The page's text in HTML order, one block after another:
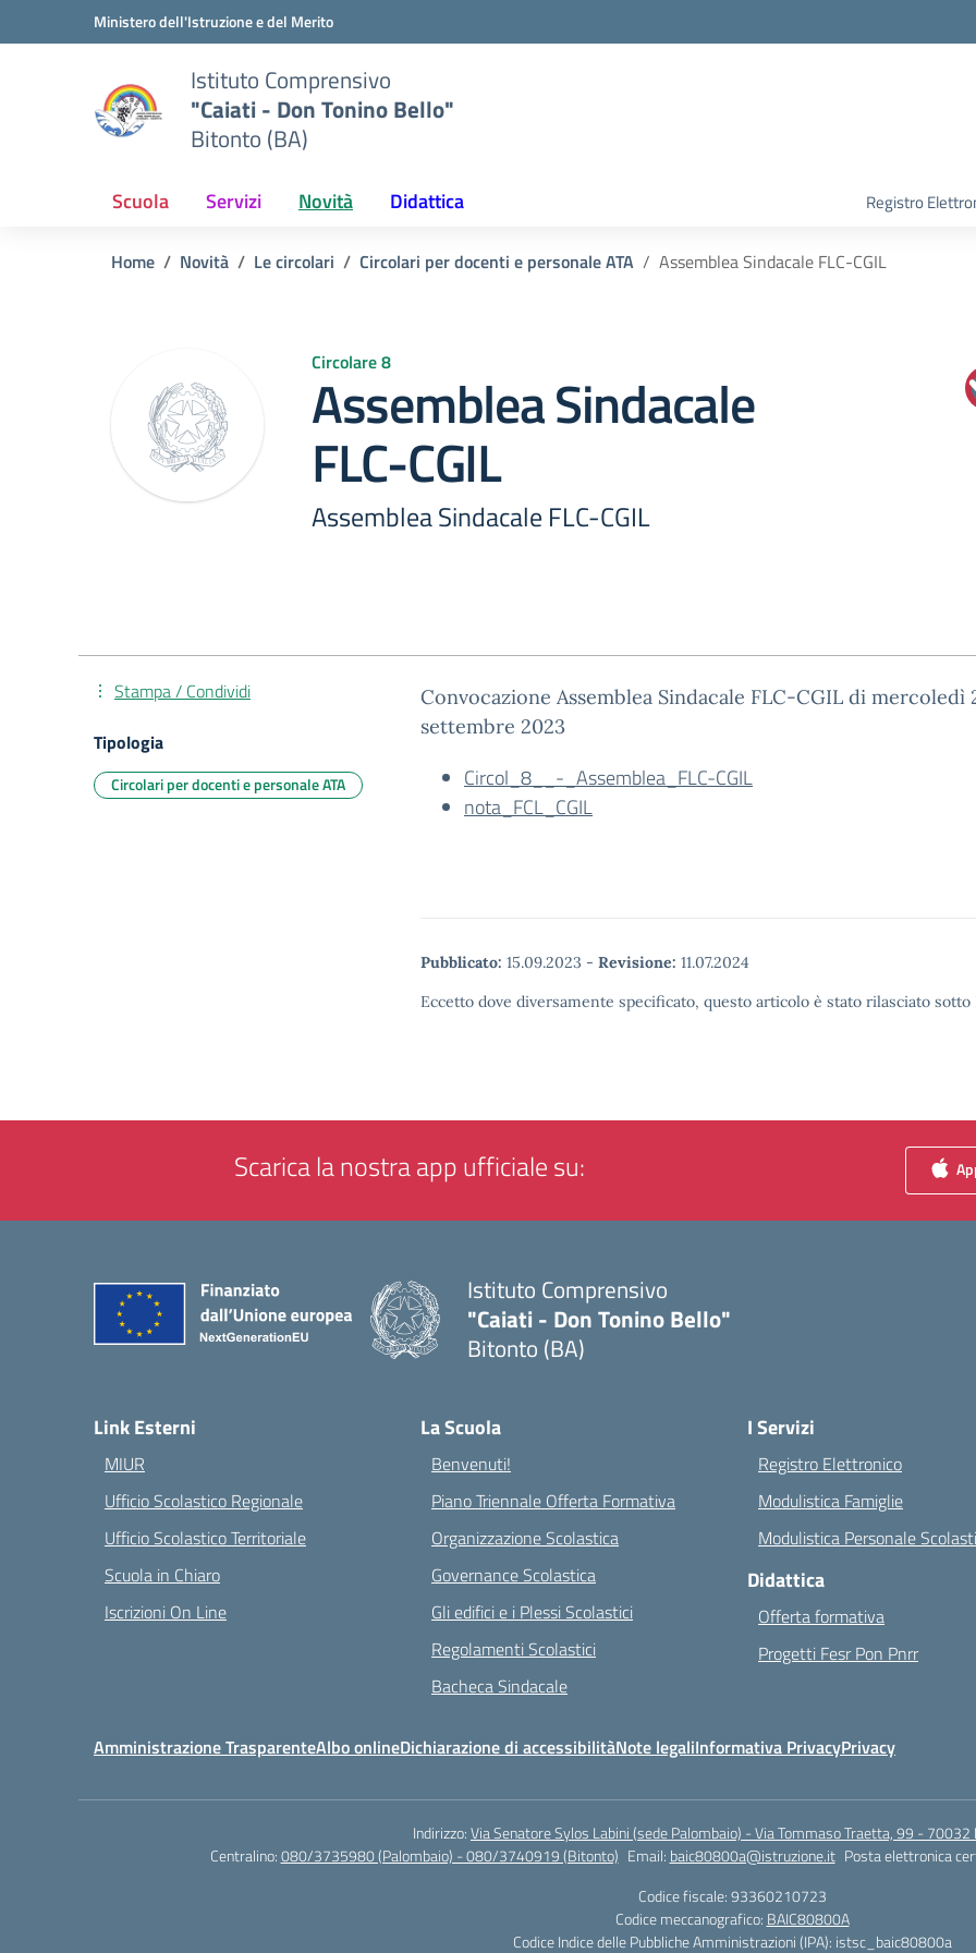
Vai ai contenuti
Vai al menu di navigazioneMinistero dell'Istruzione e del Merito
Istituto Comprensivo
"Caiati - Don Tonino Bello"
Bitonto (BA)
Scuola Servizi Novità Didattica Registro
Home Novità Le circolari Circolari per docenti e personale ATA Assemblea Sindacale FLC-CGIL
Circolare 8
Assemblea Sindacale
FLC-CGIL
Assemblea Sindacale FLC-CGIL
Convocazione Assemblea Sindacale FLC-CGIL di mercoledì
settembre 2023
Circol_8__-_Assemblea_FLC-CGIL
nota_FCL_CGIL
Pubblicato: 15.09.2023 - Revisione: 11.07.2024
Eccetto dove diversamente specificato, questo articolo è stato rilasciato
Stampa / Condividi
Tipologia
Circolari per docenti e personale ATA
Scarica la nostra app ufficiale su:
Istituto Comprensivo
"Caiati - Don Tonino Bello"
Bitonto (BA)
Link Esterni
MIUR
Ufficio Scolastico Regionale
Ufficio Scolastico Territoriale
Scuola in Chiaro
Iscrizioni On Line
La Scuola
Benvenuti!
Piano Triennale Offerta Formativa
Organizzazione Scolastica
Governance Scolastica
Gli edifici e i Plessi Scolastici
Regolamenti Scolastici
Bacheca Sindacale
I Servizi
Registro Elettronico
Modulistica Famiglie
Modulistica Personale
Didattica
Offerta formativa
Progetti Fesr Pon Pnrr
Amministrazione TrasparenteAlbo onlineDichiarazione di accessibilitàNote legaliInformativa PrivacyPrivacy
Indirizzo:Via Senatore Sylos Labini (sede Palombaio) - Via Tommaso Traetta, 99 -
Centralino:080/3735980 (Palombaio) - 080/3740919 (Bitonto) Email: baic80800a@istruzione.it Posta elettronica
Codice fiscale: 93360210723
Codice meccanografico: BAIC80800A
Codice Indice delle Pubbliche Amministrazioni (IPA): istsc_baic80800a